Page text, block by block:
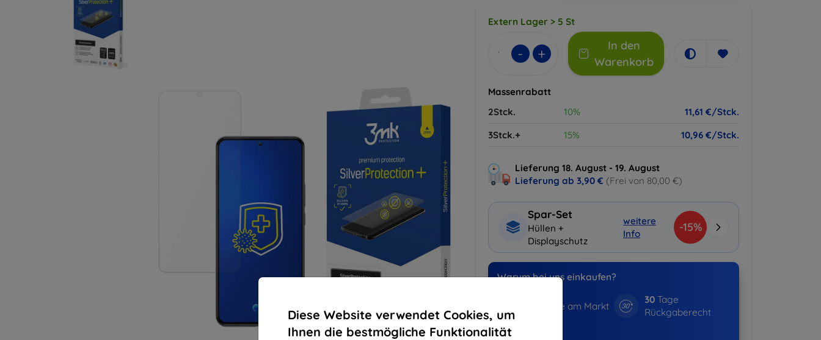
Diese Website verwendet Cookies, um
Ihnen die bestmögliche Funktionalität
Extern Lager > 5 St
- +
In den
Warenkorb
Massenrabatt
2Stck.
10%
11,61 €/Stck.
3Stck.+
15% 10,96 €/Stck.
Lieferung 18. August - 19. August
Lieferung ab 3,90 € (Frei von 80,00 €)
Spar-Set
Hüllen +
Displayschutz
weitere
Info
-15%
Warum bei uns einkaufen?
Jahre am Markt
30Tage
Rückgaberecht